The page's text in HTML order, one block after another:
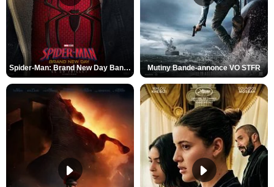
Spider-Man: Brand New Day Bande-annonce VO STFR Mutiny Bande-annonce VO STFR